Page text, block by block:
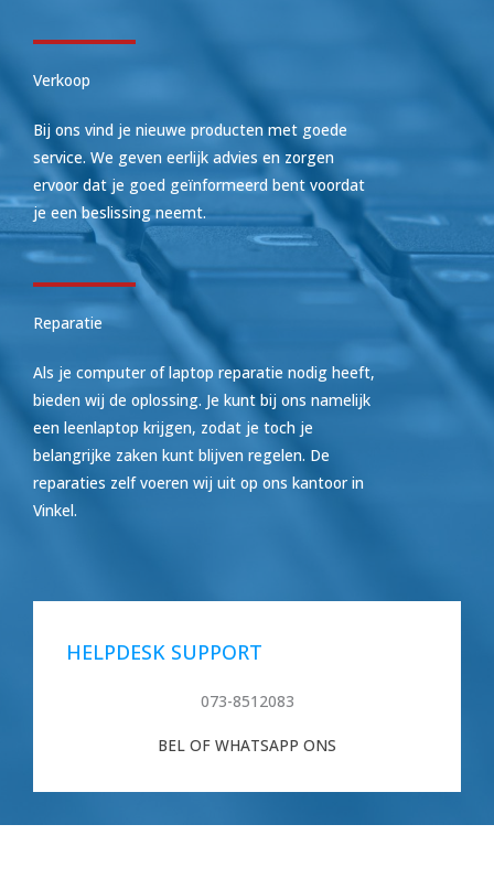
Verkoop
Bij ons vind je nieuwe producten met goede
service. We geven eerlijk advies en zorgen
ervoor dat je goed geïnformeerd bent voordat
je een beslissing neemt.
Reparatie
Als je computer of laptop reparatie nodig heeft,
bieden wij de oplossing. Je kunt bij ons namelijk
een leenlaptop krijgen, zodat je toch je
belangrijke zaken kunt blijven regelen. De
reparaties zelf voeren wij uit op ons kantoor in
Vinkel.
HELPDESK SUPPORT
073-8512083
BEL OF WHATSAPP ONS